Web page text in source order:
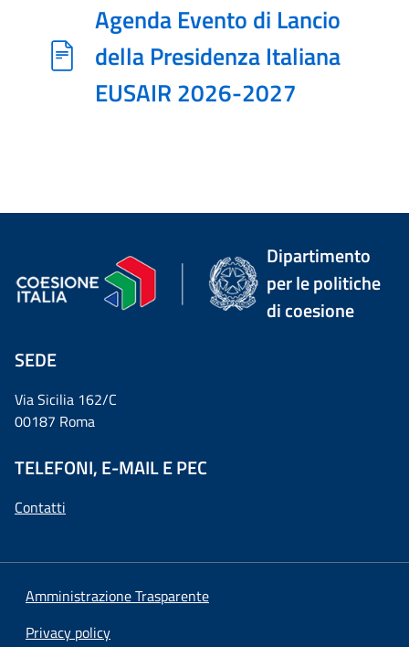
Agenda Evento di Lancio
della Presidenza Italiana
EUSAIR 2026-2027
Dipartimento
per le politiche
di coesione
SEDE
Via Sicilia 162/C
00187 Roma
TELEFONI, E-MAIL E PEC
Contatti
Amministrazione Trasparente
Privacy policy